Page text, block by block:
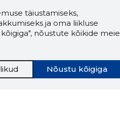
täiustamiseks,
ja oma liikluse
nõustute kõikide meie
Nõustu kõigiga